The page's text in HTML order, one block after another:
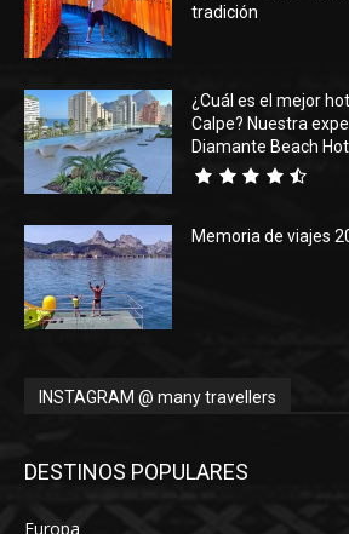
tradición
¿Cuál es el mejor
Calpe? Nuestra
Diamante Beach
Memoria de viajes
INSTAGRAM @ many travellers
DESTINOS POPULARES
Europa